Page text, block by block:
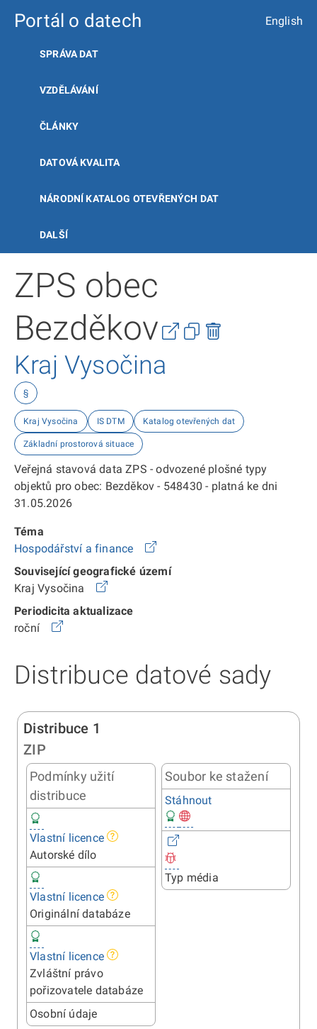
Portál o datech English
SPRÁVA DAT
VZDĚLÁVÁNÍ
ČLÁNKY
DATOVÁ KVALITA
NÁRODNÍ KATALOG OTEVŘENÝCH DAT
DALŠÍ
ZPS obec
Bezděkov
Kraj Vysočina
§
Kraj Vysočina IS DTM Katalog otevřených dat
Základní prostorová situace
Veřejná stavová data ZPS - odvozené plošné typy
objektů pro obec: Bezděkov - 548430 - platná ke dni
31.05.2026
Téma
Hospodářství a finance
Související geografické území
Kraj Vysočina
Periodicita aktualizace
roční
Distribuce datové sady
Distribuce 1
ZIP
Podmínky užití
distribuce
Vlastní licence
Autorské dílo
Vlastní licence
Originální databáze
Vlastní licence
Zvláštní právo
pořizovatele databáze
Osobní údaje
Soubor ke stažení
Stáhnout
Typ média